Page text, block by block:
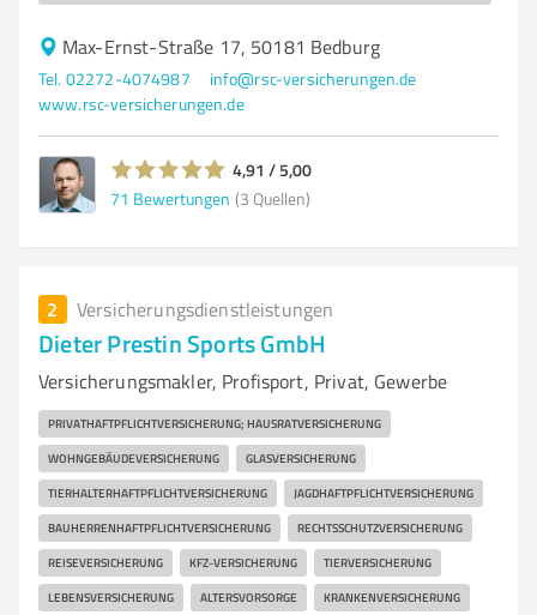
Max-Ernst-Straße 17, 50181 Bedburg
Tel. 02272-4074987
info@rsc-versicherungen.de
www.rsc-versicherungen.de
4,91 / 5,00
71 Bewertungen (3 Quellen)
2 Versicherungsdienstleistungen
Dieter Prestin Sports GmbH
Versicherungsmakler, Profisport, Privat, Gewerbe
PRIVATHAFTPFLICHTVERSICHERUNG; HAUSRATVERSICHERUNG
WOHNGEBÄUDEVERSICHERUNG GLASVERSICHERUNG
TIERHALTERHAFTPFLICHTVERSICHERUNG JAGDHAFTPFLICHTVERSICHERUNG
BAUHERRENHAFTPFLICHTVERSICHERUNG RECHTSSCHUTZVERSICHERUNG
REISEVERSICHERUNG KFZ-VERSICHERUNG TIERVERSICHERUNG
LEBENSVERSICHERUNG ALTERSVORSORGE KRANKENVERSICHERUNG